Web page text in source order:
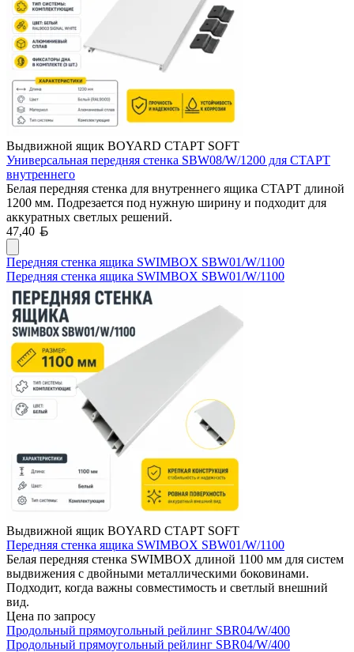
Выдвижной ящик BOYARD СТАРТ SOFT
Универсальная передняя стенка SBW08/W/1200 для СТАРТ
внутреннего
Белая передняя стенка для внутреннего ящика СТАРТ длиной
1200 мм. Подрезается под нужную ширину и подходит для
аккуратных светлых решений.
47,40
Передняя стенка ящика SWIMBOX SBW01/W/1100
Передняя стенка ящика SWIMBOX SBW01/W/1100
Выдвижной ящик BOYARD СТАРТ SOFT
Передняя стенка ящика SWIMBOX SBW01/W/1100
Белая передняя стенка SWIMBOX длиной 1100 мм для систем
выдвижения с двойными металлическими боковинами.
Подходит, когда важны совместимость и светлый внешний
вид.
Цена по запросу
Продольный прямоугольный рейлинг SBR04/W/400
Продольный прямоугольный рейлинг SBR04/W/400